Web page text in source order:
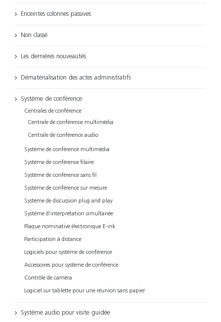
Enceintes colonnes passives
Non classé
Les dernières nouveautés
Dématérialisation des actes administratifs
Système de conférence
Centrales de conférence
Centrale de conférence multimédia
Centrale de conférence audio
Système de conférence multimédia
Système de conférence filaire
Système de conférence sans fil
Système de conférence sur mesure
Système de discussion plug and play
Système d'interprétation simultanée
Plaque nominative électronique E-ink
Participation à distance
Logiciels pour système de conférence
Accessoires pour système de conférence
Contrôle de caméra
Logiciel sur tablette pour une réunion sans papier
Système audio pour visite guidée